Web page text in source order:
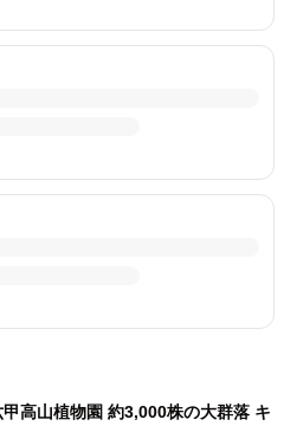
甲高山植物園 約3,000株の大群落 キ